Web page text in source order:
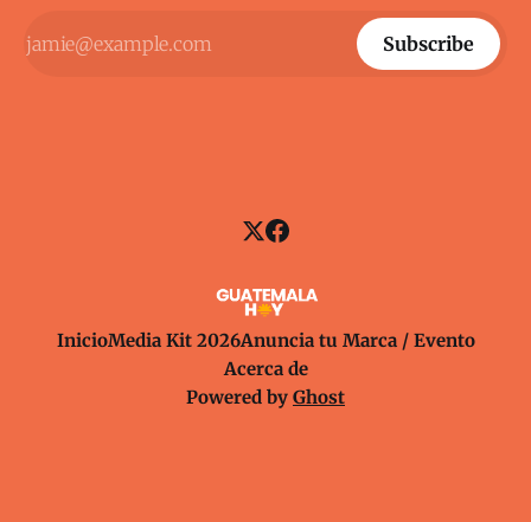
Subscribe
InicioMedia Kit 2026Anuncia tu Marca / Evento
Acerca de
Powered by Ghost